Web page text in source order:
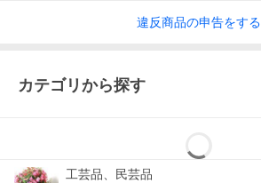
違反商品の申告をする
カテゴリから探す
工芸品、民芸品